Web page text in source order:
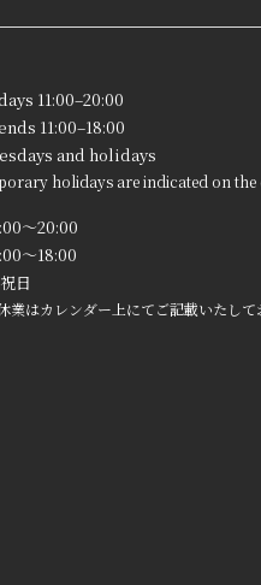
11:00–20:00
11:00–18:00
and holidays
holidays are indicated on the
～20:00
～18:00
日
業はカレンダー上にてご記載いたして